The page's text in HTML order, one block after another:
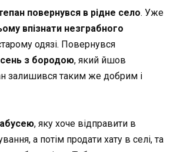
повернувся в рідне село. Уже
впізнати незграбного
одязі. Повернувся
з бородою, який йшов
залишився таким же добрим і
, яку хоче відправити в
а потім продати хату в селі, та